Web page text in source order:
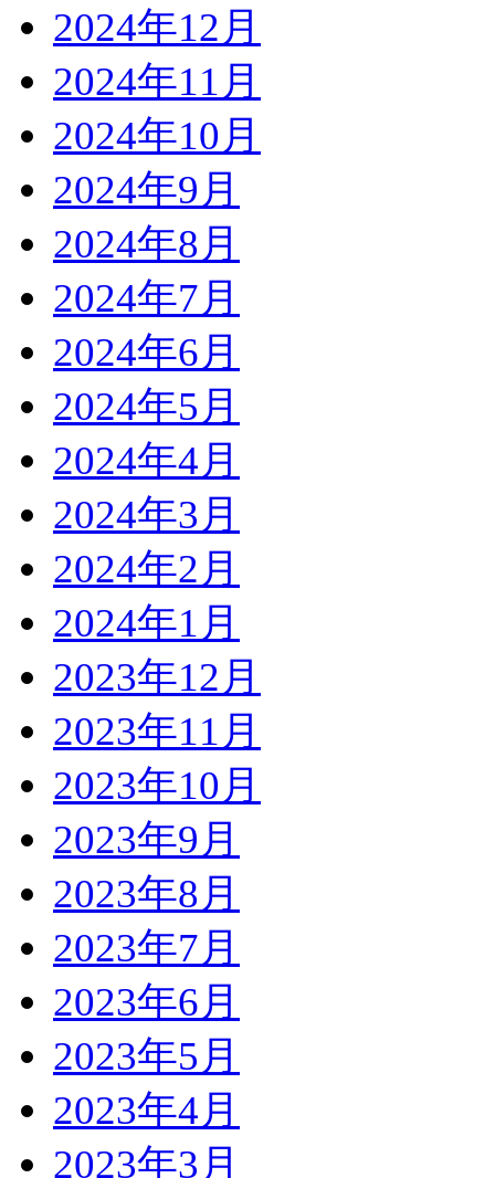
2024年12月
2024年11月
2024年10月
2024年9月
2024年8月
2024年7月
2024年6月
2024年5月
2024年4月
2024年3月
2024年2月
2024年1月
2023年12月
2023年11月
2023年10月
2023年9月
2023年8月
2023年7月
2023年6月
2023年5月
2023年4月
2023年3月